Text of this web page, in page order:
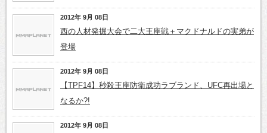
2012年 9月 08日
西の人材発掘大会で二大王座戦＋マクドナルドの実弟が
登場
2012年 9月 08日
【TPF14】秒殺王座防衛成功ラブランド、UFC再出場と
なるか?!
2012年 9月 08日